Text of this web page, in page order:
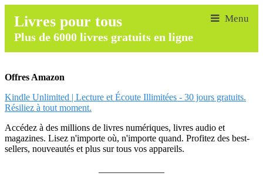
Livres pour tous
Plus de 6000 livres gratuits en ligne
Offres Amazon
Kindle Unlimited | Lecture et Écoute Illimitées - 30 jours gratuits.
Résiliez à tout moment.
Accédez à des millions de livres numériques, livres audio et
magazines. Lisez n'importe où, n'importe quand. Profitez des best-
sellers, nouveautés et plus sur tous vos appareils.